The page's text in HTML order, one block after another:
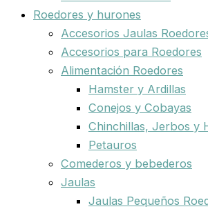
Roedores y hurones
Accesorios Jaulas
Accesorios para Roedores
Alimentación Roedores
Hamster y Ardillas
Conejos y Cobayas
Chinchillas, Jerbos y
Petauros
Comederos y bebederos
Jaulas
Jaulas Pequeños